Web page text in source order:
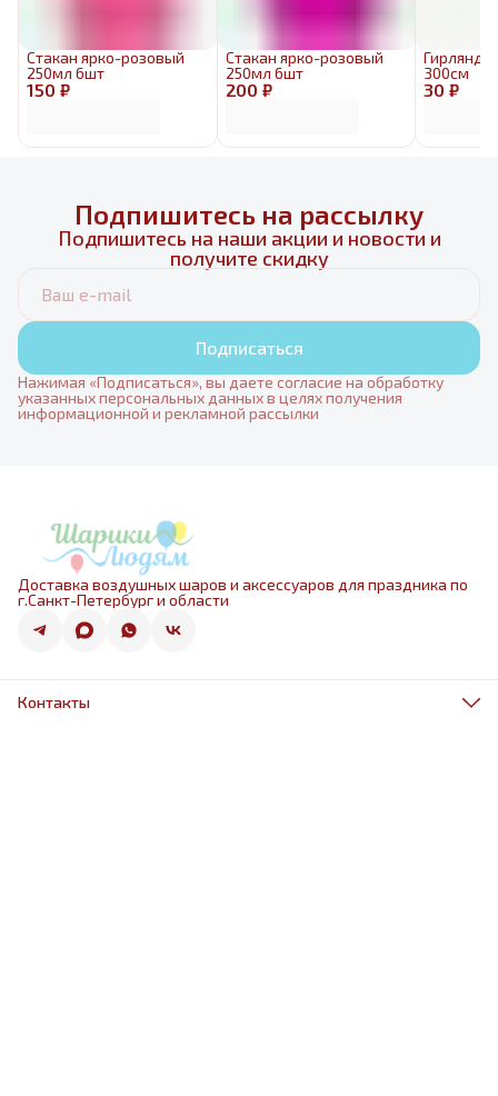
150 ₽
Стакан ярко-розовый
250мл 6шт
200 ₽
Стакан ярко-розовый
250мл 6шт
30 ₽
300см
Подпишитесь на рассылку
Подпишитесь на наши акции и новости и
получите скидку
Подписаться
Нажимая «Подписаться», вы даете согласие на обработку
указанных персональных данных в целях получения
информационной и рекламной рассылки
Доставка воздушных шаров и аксессуаров для праздника по
г.Санкт-Петербург и области
Контакты